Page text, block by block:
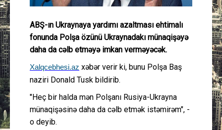
Gündəm
Cəmiyyət
ABŞ-ın Ukraynaya yardımı azaltması ehtimalı
fonunda Polşa özünü Ukraynadakı münaqişəyə
daha da cəlb etməyə imkan verməyəcək.
Xalqcebhesi.az xəbər verir ki, bunu Polşa Baş
naziri Donald Tusk bildirib.
"Heç bir halda mən Polşanı Rusiya-Ukrayna
münaqişəsinə daha da cəlb etmək istəmirəm", -
o deyib.